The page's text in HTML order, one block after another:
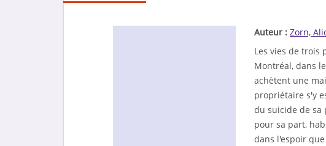
Auteur : Zorn,
Les vies de trois
Montréal, dans
achètent une
propriétaire s'y
du suicide de sa
pour sa part,
dans l'espoir